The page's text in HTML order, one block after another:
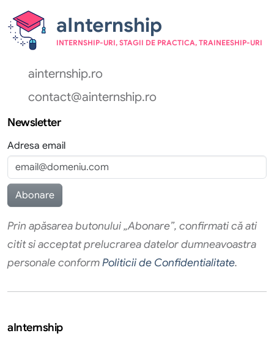
aInternship
INTERNSHIP-URI, STAGII DE PRACTICA, TRAINEESHIP-URI
ainternship.ro
contact@ainternship.ro
Newsletter
Adresa email
Prin apăsarea butonului „Abonare”, confirmati că ati
citit si acceptat prelucrarea datelor dumneavoastra
personale conformPoliticii de Confidentialitate.
aInternship